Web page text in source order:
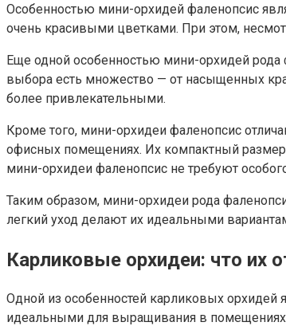
Особенностью мини-орхидей фаленопсис
очень красивыми цветками. При этом,
Еще одной особенностью мини-орхидей рода
выбора есть множество — от насыщенных
более привлекательными.
Кроме того, мини-орхидеи фаленопсис
офисных помещениях. Их компактный размер
мини-орхидеи фаленопсис не требуют
Таким образом, мини-орхидеи рода
легкий уход делают их идеальными
Карликовые орхидеи: что их
Одной из особенностей карликовых
идеальными для выращивания в помещениях